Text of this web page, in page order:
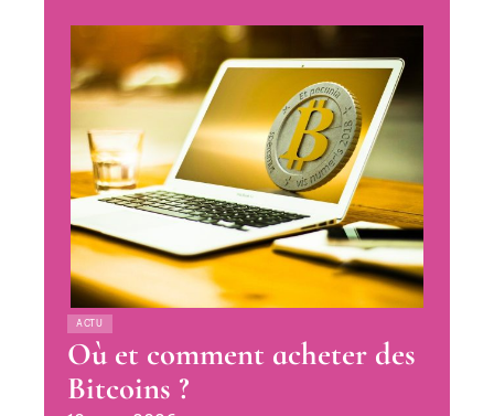
ACTU
Où et comment acheter des
Bitcoins ?